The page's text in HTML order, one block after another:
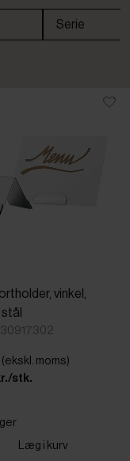
Serie
vinkel,
30917302
(ekskl. moms)
stk.
Læg i kurv